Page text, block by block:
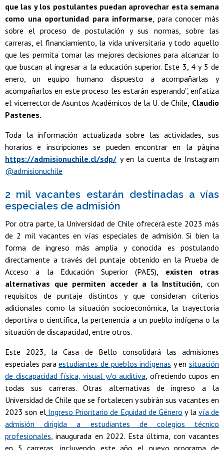
que las y los postulantes puedan aprovechar esta semana
como una oportunidad para informarse , para conocer más
sobre el proceso de postulación y sus normas, sobre las
carreras, el financiamiento, la vida universitaria y todo aquello
que les permita tomar las mejores decisiones para alcanzar lo
que buscan al ingresar a la educación superior. Este 3, 4 y 5 de
enero, un equipo humano dispuesto a acompañarlas y
acompañarlos en este proceso les estarán esperando”, enfatiza
el vicerrector de Asuntos Académicos de la U. de Chile, Claudio
Pastenes.
Toda la información actualizada sobre las actividades, sus
horarios e inscripciones se pueden encontrar en la página
https://admisionuchile.cl/sdp/ y en la cuenta de Instagram
@admisionuchile
2 mil vacantes estarán destinadas a vías
especiales de admisión
Por otra parte, la Universidad de Chile ofrecerá este 2023 más
de 2 mil vacantes en vías especiales de admisión. Si bien la
forma de ingreso más amplia y conocida es postulando
directamente a través del puntaje obtenido en la Prueba de
Acceso a la Educación Superior (PAES), existen otras
alternativas que permiten acceder a la Institución
con
requisitos de puntaje distintos y que consideran criterios
adicionales como la situación socioeconómica, la trayectoria
deportiva o científica, la pertenencia a un pueblo indígena o la
situación de discapacidad, entre otros.
Este 2023, la Casa de Bello consolidará las admisiones
especiales paraestudiantes de pueblos indígenas y en situación
de discapacidad física, visual y/o auditiva , ofreciendo cupos en
todas sus carreras. Otras alternativas de ingreso a la
Universidad de Chile que se fortalecen y subirán sus vacantes en
2023 son elIngreso Prioritario de Equidad de Género y la vía de
admisión dirigida a estudiantes de colegios técnico
profesionales , inaugurada en 2022. Esta última, con vacantes
en 5 carreras, incluyendo este año el nuevo programa de